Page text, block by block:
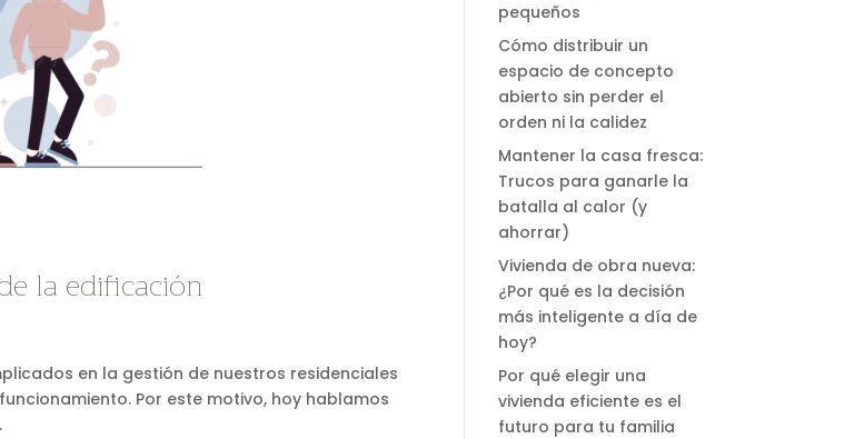
la edificación
en la gestión de nuestros residenciales
Por este motivo, hoy hablamos
pequeños
Cómo distribuir un
espacio de concepto
abierto sin perder el
orden ni la calidez
Mantener la casa fresca:
Trucos para ganarle la
batalla al calor (y
ahorrar)
Vivienda de obra nueva:
¿Por qué es la decisión
más inteligente a día de
hoy?
Por qué elegir una
vivienda eficiente es el
futuro para tu familia